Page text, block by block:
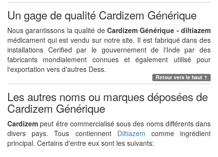
Un gage de qualité Cardizem Générique
Nous garantissons la qualité de Cardizem Générique - diltiazem
médicament qui est vendu sur notre site. Il est fabriqué dans des
installations Cerified par le gouvernement de l'Inde par des
fabricants mondialement connues et également utilisé pour
l'exportation vers d'autres Dess.
Retour vers le haut ↑
Les autres noms ou marques déposées de
Cardizem Générique
Cardizem peut être commercialisé sous des noms différents dans
divers pays. Tous contiennent Diltiazem comme ingrédient
principal. Certains d'entre eux sont les suivants: